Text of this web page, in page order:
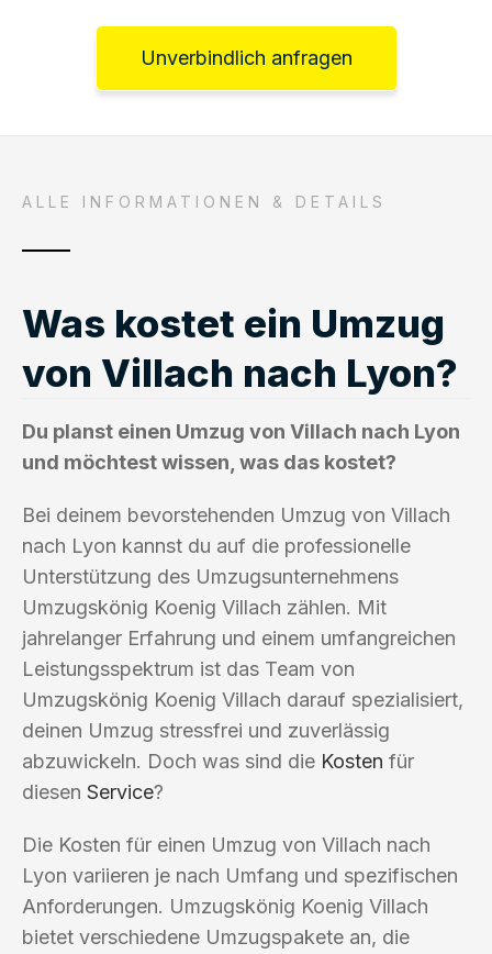
Unverbindlich anfragen
ALLE INFORMATIONEN & DETAILS
Was kostet ein Umzug
von Villach nach Lyon?
Du planst einen Umzug von Villach nach Lyon
und möchtest wissen, was das kostet?
Bei deinem bevorstehenden Umzug von Villach
nach Lyon kannst du auf die professionelle
Unterstützung des Umzugsunternehmens
Umzugskönig Koenig Villach zählen. Mit
jahrelanger Erfahrung und einem umfangreichen
Leistungsspektrum ist das Team von
Umzugskönig Koenig Villach darauf spezialisiert,
deinen Umzug stressfrei und zuverlässig
abzuwickeln. Doch was sind die Kosten für
diesen Service?
Die Kosten für einen Umzug von Villach nach
Lyon variieren je nach Umfang und spezifischen
Anforderungen. Umzugskönig Koenig Villach
bietet verschiedene Umzugspakete an, die